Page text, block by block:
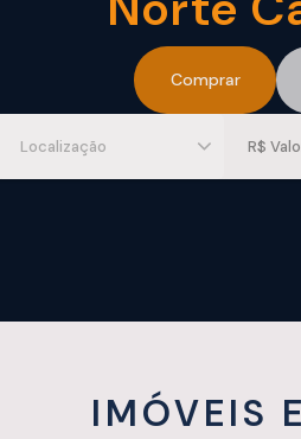
Comprar
Localização
IMÓVEIS